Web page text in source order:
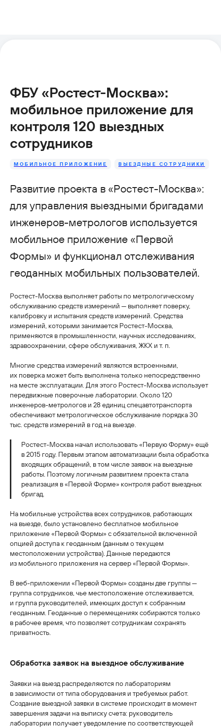
ФБУ «Ростест-Москва»:
мобильное приложение для
контроля 120 выездных
сотрудников
МОБИЛЬНОЕ ПРИЛОЖЕНИЕ ВЫЕЗДНЫЕ СОТРУДНИКИ
Развитие проекта в «Ростест-Москва»:
для управления выездными бригадами
инженеров-метрологов используется
мобильное приложение «Первой
Формы» и функционал отслеживания
геоданных мобильных пользователей.
Ростест-Москва выполняет работы по метрологическому
обслуживанию средств измерений — выполняет поверку,
калибровку и испытания средств измерений. Средства
измерений, которыми занимается Ростест-Москва,
применяются в промышленности, научных исследованиях,
здравоохранении, сфере обслуживания, ЖКХ и т. п.
Многие средства измерений являются встроенными,
их поверка может быть выполнена только непосредственно
на месте эксплуатации. Для этого Ростест-Москва использует
передвижные поверочные лаборатории. Около 120
инженеров-метрологов и 28 единиц спецавтотранспорта
обеспечивают метрологическое обслуживание порядка 30
тыс. средств измерений в год на выезде.
Ростест-Москва начал использовать «Первую Форму» ещё
в 2015 году. Первым этапом автоматизации была обработка
входящих обращений, в том числе заявок на выездные
работы. Поэтому логичным развитием проекта стала
реализация в «Первой Форме» контроля работ выездных
бригад.
На мобильные устройства всех сотрудников, работающих
на выезде, было установлено бесплатное мобильное
приложение «Первой Формы» с обязательной включенной
опцией доступа к геоданным (данным о текущем
местоположении устройства). Данные передаются
из мобильного приложения на сервер «Первой Формы».
В веб-приложении «Первой Формы» созданы две группы —
группа сотрудников, чье местоположение отслеживается,
и группа руководителей, имеющих доступ к собранным
геоданным. Геоданные о перемещениях собираются только
в рабочее время, что позволяет сотрудникам сохранять
приватность.
Обработка заявок на выездное обслуживание
Заявки на выезд распределяются по лабораториям
в зависимости от типа оборудования и требуемых работ.
Создание выездной заявки в системе происходит в момент
завершения задачи на выписку счета: руководитель
лаборатории получает уведомление по соответствующей